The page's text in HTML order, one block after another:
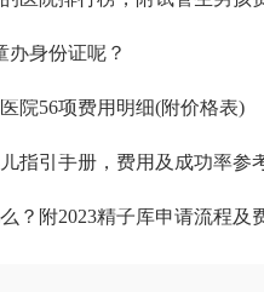
办身份证呢？
院56项费用明细(附价格表)
指引手册，费用及成功率参
？附2023精子库申请流程及